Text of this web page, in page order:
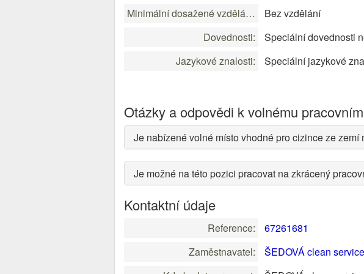
Minimální dosažené vzdělání:
Bez vzdělání
Dovednosti:
Speciální dovednosti
Jazykové znalosti:
Speciální jazykové
Otázky a odpovědi k volnému
Je nabízené volné místo vhodné pro cizince ze
Je možné na této pozici pracovat na zkrácený
Kontaktní údaje
Reference:
67261681
Zaměstnavatel:
ŠEDOVÁ clean